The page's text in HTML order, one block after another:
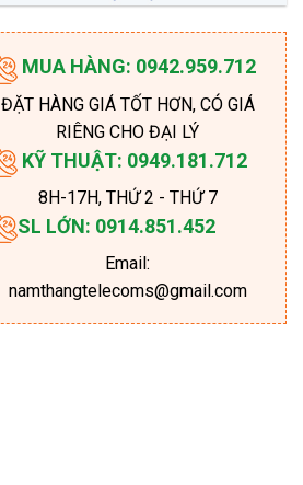
MUA HÀNG: 0942.959.712
ĐẶT HÀNG GIÁ TỐT HƠN, CÓ GIÁ
RIÊNG CHO ĐẠI LÝ
KỸ THUẬT: 0949.181.712
8H-17H, THỨ 2 - THỨ 7
SL LỚN: 0914.851.452
Email:
namthangtelecoms@gmail.com